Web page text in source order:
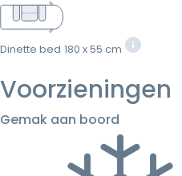
Dinette bed 180 x 55 cm
Voorzieningen
Gemak aan boord